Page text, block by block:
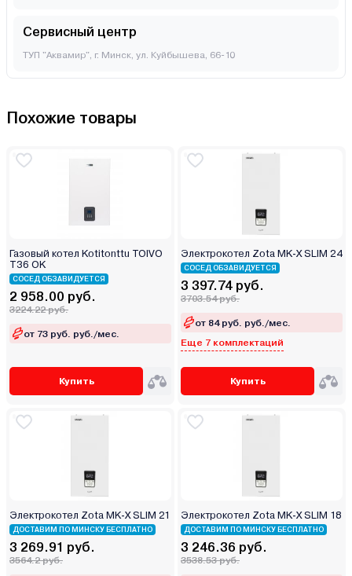
Сервисный центр
ТУП "Аквамир", г. Минск, ул. Куйбышева, 66-10
Похожие товары
Газовый котел Kotitonttu TOIVO
T36 OK
СОСЕД ОБЗАВИДУЕТСЯ
2 958.00 руб.
3224.22 руб.
от 73 руб. руб./мес.
Купить
Электрокотел Zota MK-X SLIM 24
СОСЕД ОБЗАВИДУЕТСЯ
3 397.74 руб.
3703.54 руб.
от 84 руб. руб./мес.
Еще 7 комплектаций
Купить
Электрокотел Zota MK-X SLIM 21
ДОСТАВИМ ПО МИНСКУ БЕСПЛАТНО
3 269.91 руб.
3564.2 руб.
Электрокотел Zota MK-X SLIM 18
ДОСТАВИМ ПО МИНСКУ БЕСПЛАТНО
3 246.36 руб.
3538.53 руб.